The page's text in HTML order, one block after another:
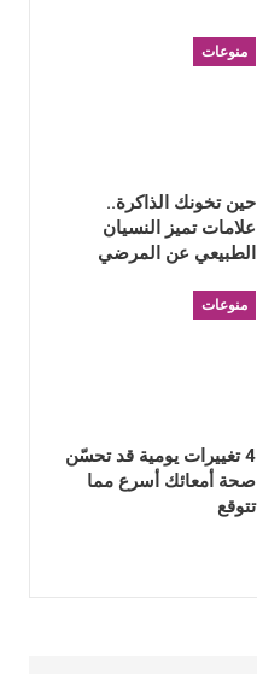
منوعات
حين تخونك الذاكرة..
علامات تميز النسيان
الطبيعي عن المرضي
منوعات
4 تغييرات يومية قد تحسّن
صحة أمعائك أسرع مما
تتوقع